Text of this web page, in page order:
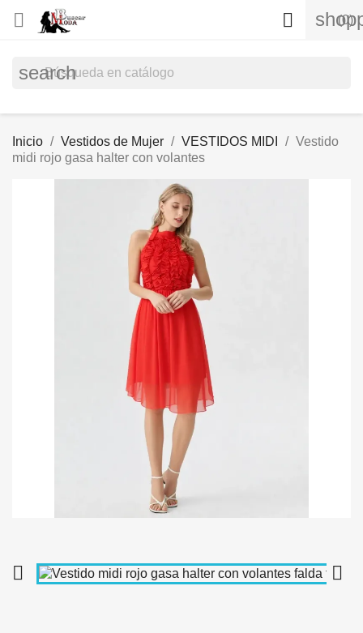
 (0)

search
Inicio Vestidos de Mujer VESTIDOS MIDI
Vestido
midi rojo gasa halter con volantes
 